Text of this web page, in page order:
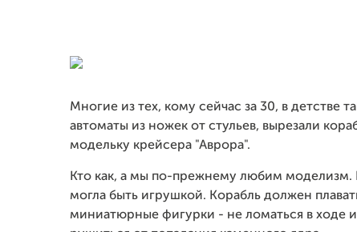
Многие из тех, кому сейчас за 30, в детстве
автоматы из ножек от стульев, вырезали
модельку крейсера "Аврора".
Кто как, а мы по-прежнему любим
могла быть игрушкой. Корабль должен
миниатюрные фигурки - не ломаться в ходе